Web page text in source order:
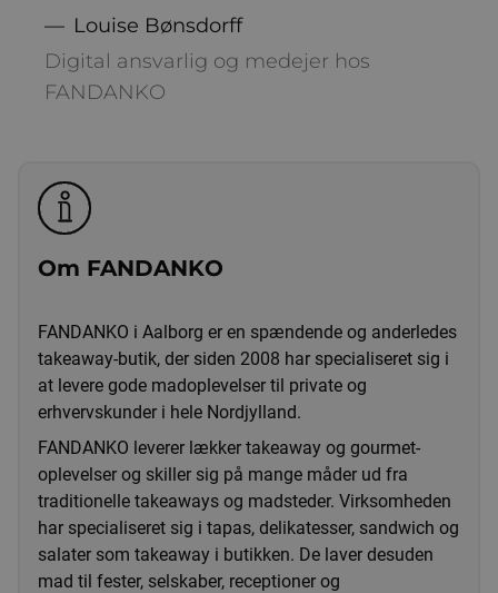
Louise Bønsdorff
Digital ansvarlig og medejer hos
FANDANKO
Om FANDANKO
FANDANKO i Aalborg er en spændende og anderledes
takeaway-butik, der siden 2008 har specialiseret sig i
at levere gode madoplevelser til private og
erhvervskunder i hele Nordjylland.
FANDANKO leverer lækker takeaway og gourmet-
oplevelser og skiller sig på mange måder ud fra
traditionelle takeaways og madsteder. Virksomheden
har specialiseret sig i tapas, delikatesser, sandwich og
salater som takeaway i butikken. De laver desuden
mad til fester, selskaber, receptioner og